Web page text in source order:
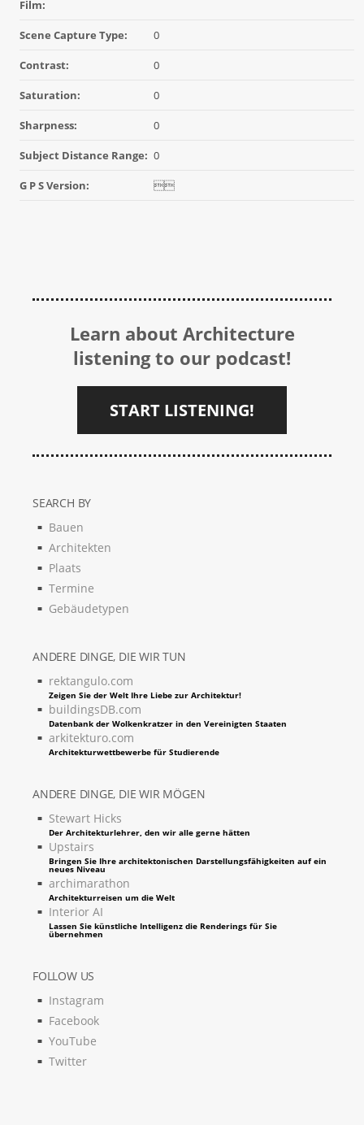
Film:
Scene Capture Type: 0
Contrast: 0
Saturation: 0
Sharpness: 0
Subject Distance Range: 0
G P S Version: 
Learn about Architecture
listening to our podcast!
START LISTENING!
SEARCH BY
Bauen
Architekten
Plaats
Termine
Gebäudetypen
ANDERE DINGE, DIE WIR TUN
rektangulo.com
Zeigen Sie der Welt Ihre Liebe zur Architektur!
buildingsDB.com
Datenbank der Wolkenkratzer in den Vereinigten Staaten
arkitekturo.com
Architekturwettbewerbe für Studierende
ANDERE DINGE, DIE WIR MÖGEN
Stewart Hicks
Der Architekturlehrer, den wir alle gerne hätten
Upstairs
Bringen Sie Ihre architektonischen Darstellungsfähigkeiten auf ein
neues Niveau
archimarathon
Architekturreisen um die Welt
Interior AI
Lassen Sie künstliche Intelligenz die Renderings für Sie
übernehmen
FOLLOW US
Instagram
Facebook
YouTube
Twitter